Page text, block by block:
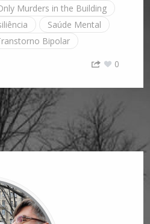
Murders in the Building
Saúde Mental
Bipolar
0